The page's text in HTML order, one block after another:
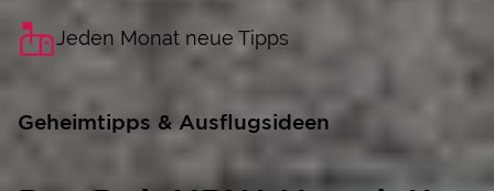
Jeden Monat neue Tipps
Geheimtipps & Ausflugsideen